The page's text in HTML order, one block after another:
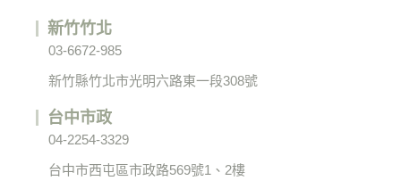
新竹竹北
03-6672-985
新竹縣竹北市光明六路東一段308號
台中市政
04-2254-3329
台中市西屯區市政路569號1、2樓